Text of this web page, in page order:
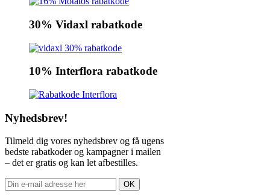
30% Vidaxl rabatkode
10% Interflora rabatkode
Nyhedsbrev!
Tilmeld dig vores nyhedsbrev og få ugens
bedste rabatkoder og kampagner i mailen
– det er gratis og kan let afbestilles.